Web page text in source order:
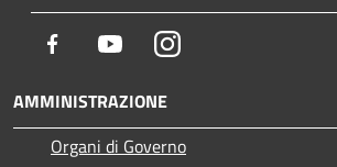
Facebook YoutubeInstagram
AMMINISTRAZIONE
Organi di Governo